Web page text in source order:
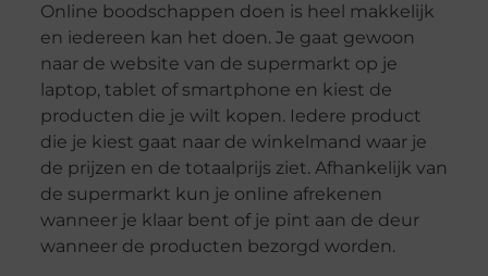
Online boodschappen doen is heel makkelijk
en iedereen kan het doen. Je gaat gewoon
naar de website van de supermarkt op je
laptop, tablet of smartphone en kiest de
producten die je wilt kopen. Iedere product
die je kiest gaat naar de winkelmand waar je
de prijzen en de totaalprijs ziet. Afhankelijk van
de supermarkt kun je online afrekenen
wanneer je klaar bent of je pint aan de deur
wanneer de producten bezorgd worden.